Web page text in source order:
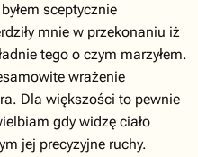
sceptycznie
mnie w przekonaniu iż
tego o czym marzyłem.
wrażenie
Dla większości to pewnie
gdy widzę ciało
jej precyzyjne ruchy.